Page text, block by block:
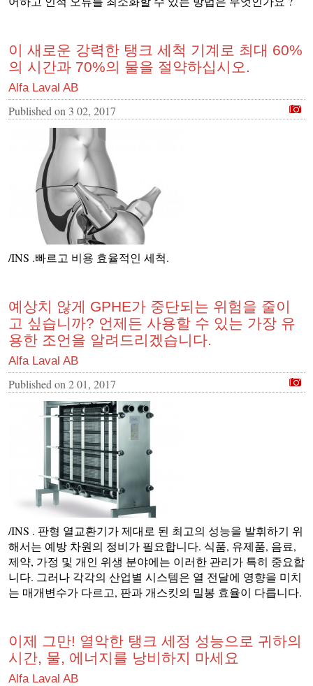
이 새로운 강력한 탱크 세척 기계로 최대 60%
의 시간과 70%의 물을 절약하십시오.
Alfa Laval AB
Published on 3 02, 2017
/INS .빠르고 비용 효율적인 세척.
예상치 않게 GPHE가 중단되는 위험을 줄이
고 싶습니까? 언제든 사용할 수 있는 가장 유
용한 조언을 알려드리겠습니다.
Alfa Laval AB
Published on 2 01, 2017
/INS . 판형 열교환기가 제대로 된 최고의 성능을 발휘하기 위
해서는 예방 차원의 정비가 필요합니다. 식품, 유제품, 음료,
제약, 가정 및 개인 위생 분야에는 이러한 관리가 특히 중요합
니다. 그러나 각각의 산업별 시스템은 열 전달에 영향을 미치
는 매개변수가 다르고, 판과 개스킷의 밀봉 효율이 다릅니다.
이제 그만! 열악한 탱크 세정 성능으로 귀하의
시간, 물, 에너지를 낭비하지 마세요
Alfa Laval AB